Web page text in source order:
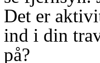
Det er
ind i din
på?